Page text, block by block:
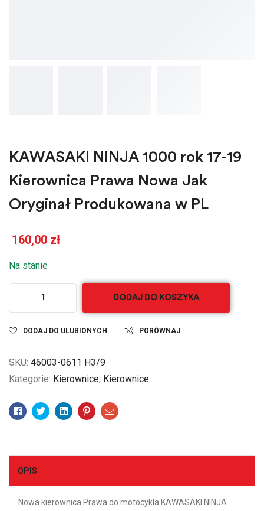
KAWASAKI NINJA 1000 rok 17-19
Kierownica Prawa Nowa Jak
Oryginał Produkowana w PL
160,00 zł
Na stanie
DODAJ DO KOSZYKA
DODAJ DO ULUBIONYCH PORÓWNAJ
SKU: 46003-0611 H3/9
Kategorie: Kierownice, Kierownice
Facebook
TwitterLinkedinPinterestEmail
OPIS
Nowa kierownica Prawa do motocykla KAWASAKI NINJA